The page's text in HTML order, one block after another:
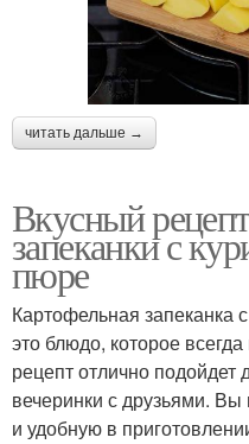
читать дальше →
Вкусный
запеканки с
пюре
Картофельная запеканка
это блюдо, которое
рецепт отлично
вечеринки с друзьями.
и удобную в